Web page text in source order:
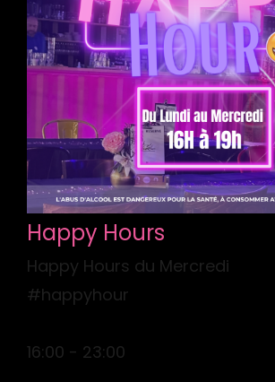
Happy Hours
Happy Hours du Mercredi
#happyhour
16:00 - 23:00